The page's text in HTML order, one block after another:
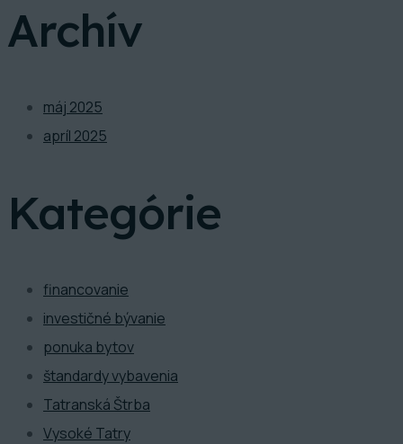
Archív
máj 2025
apríl 2025
Kategórie
financovanie
investičné bývanie
ponuka bytov
štandardy vybavenia
Tatranská Štrba
Vysoké Tatry